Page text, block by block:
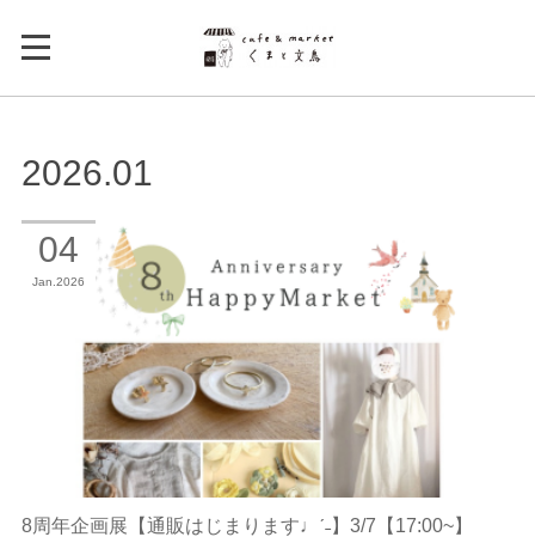
2026.01
8周年企画展【通販はじまります♩ˊ˗】3/7【17:00~】
04
Jan 2026